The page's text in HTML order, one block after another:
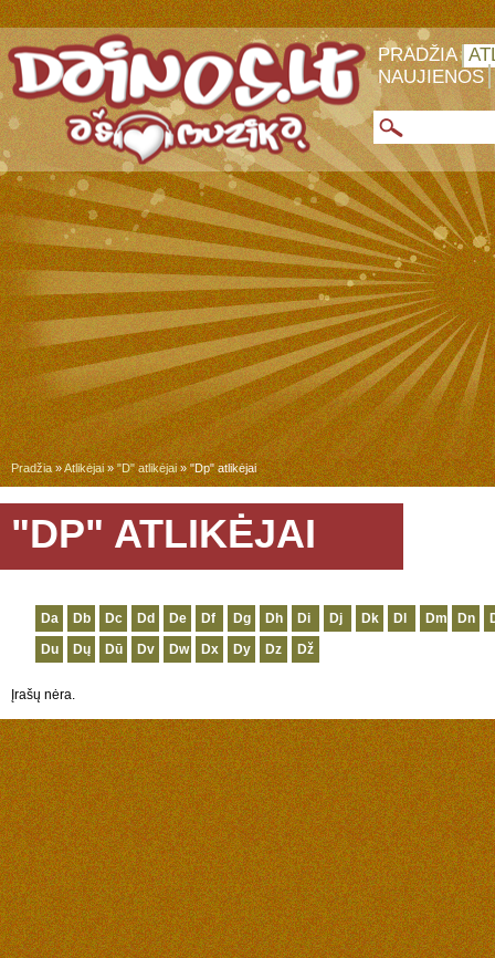
PRADŽIA
NAUJIENOS
Pradžia»Atlikėjai»"D" atlikėjai» "Dp" atlikėjai
"DP" ATLIKĖJAI
Da Db Dc Dd De Df Dg Dh Di Dj Dk Dl Dm Dn
Du
Dų Dū Dv Dw Dx Dy Dz Dž
Įrašų nėra.